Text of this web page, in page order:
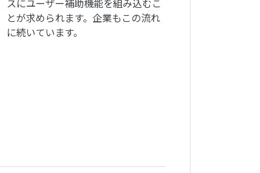
スにユーザー補助機能を組み込むこ
とが求められます。企業もこの流れ
に続いています。